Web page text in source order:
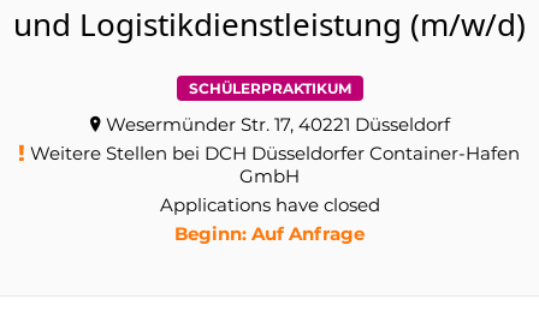
und Logistikdienstleistung (m/w/d)
SCHÜLERPRAKTIKUM
Wesermünder Str. 17, 40221 Düsseldorf
Weitere Stellen bei DCH Düsseldorfer Container-Hafen
GmbH
Applications have closed
Beginn: Auf Anfrage